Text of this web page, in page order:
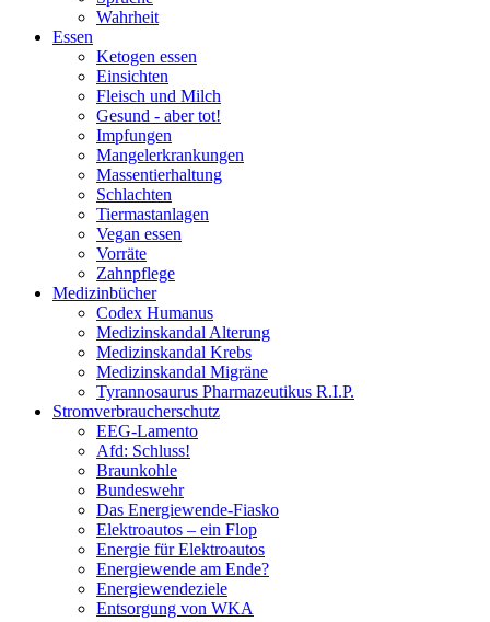
Wahrheit
Essen
Ketogen essen
Einsichten
Fleisch und Milch
Gesund - aber tot!
Impfungen
Mangelerkrankungen
Massentierhaltung
Schlachten
Tiermastanlagen
Vegan essen
Vorräte
Zahnpflege
Medizinbücher
Codex Humanus
Medizinskandal Alterung
Medizinskandal Krebs
Medizinskandal Migräne
Tyrannosaurus Pharmazeutikus R.I.P.
Stromverbraucherschutz
EEG-Lamento
Afd: Schluss!
Braunkohle
Bundeswehr
Das Energiewende-Fiasko
Elektroautos – ein Flop
Energie für Elektroautos
Energiewende am Ende?
Energiewendeziele
Entsorgung von WKA